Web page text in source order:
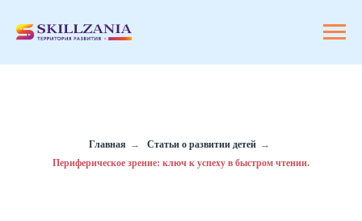
Главная → Статьи о развитии детей →
Периферическое зрение: ключ к успеху в быстром чтении.